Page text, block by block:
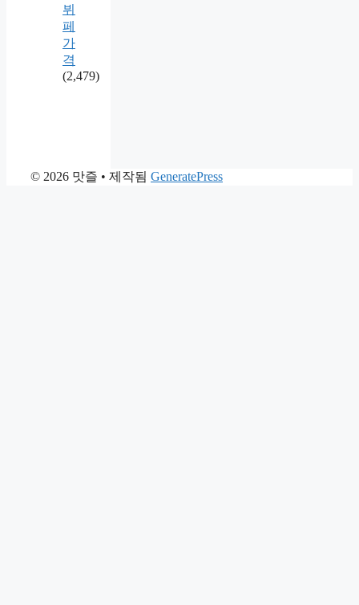
뷔
페
가
격
(2,479)
© 2026 맛즐 • 제작됨 GeneratePress